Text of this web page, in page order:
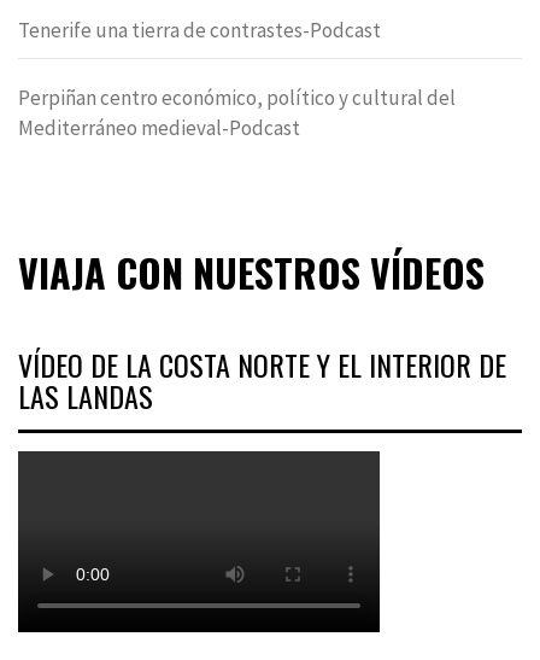
Tenerife una tierra de contrastes-Podcast
Perpiñan centro económico, político y cultural del
Mediterráneo medieval-Podcast
VIAJA CON NUESTROS VÍDEOS
VÍDEO DE LA COSTA NORTE Y EL INTERIOR DE
LAS LANDAS